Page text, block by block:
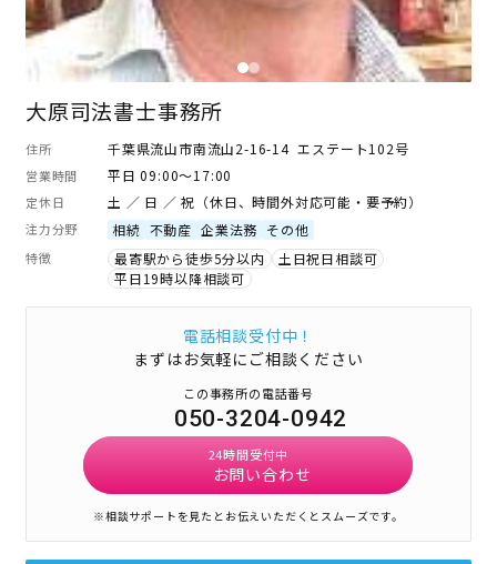
大原司法書士事務所
住所 千葉県流山市南流山2-16-14 エステート102号
営業時間 平日 09:00～17:00
定休日 土 ／ 日 ／ 祝（休日、時間外対応可能・要予約）
注力分野 相続 不動産 企業法務 その他
特徴 最寄駅から徒歩5分以内
土日祝日相談可
平日19時以降相談可
電話相談受付中！
まずはお気軽にご相談ください
この事務所の電話番号
050-3204-0942
24時間受付中
お問い合わせ
※相談サポートを見たとお伝えいただくとスムーズです。